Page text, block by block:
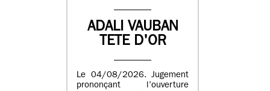
ADALI VAUBAN
TETE D'OR
Le 04/08/2026. Jugement
prononçant l’ouverture